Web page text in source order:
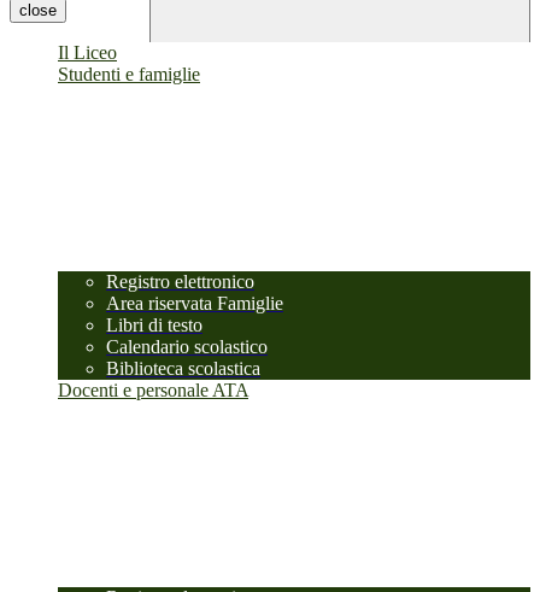
close
Il Liceo
Studenti e famiglie
Registro elettronico
Area riservata Famiglie
Libri di testo
Calendario scolastico
Biblioteca scolastica
Docenti e personale ATA